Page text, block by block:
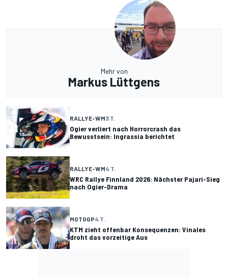
Mehr von
Markus Lüttgens
RALLYE-WM3 T.
Ogier verliert nach Horrorcrash das
Bewusstsein: Ingrassia berichtet
RALLYE-WM4 T.
WRC Rallye Finnland 2026: Nächster Pajari-Sieg
nach Ogier-Drama
MOTOGP4 T.
KTM zieht offenbar Konsequenzen: Vinales
droht das vorzeitige Aus